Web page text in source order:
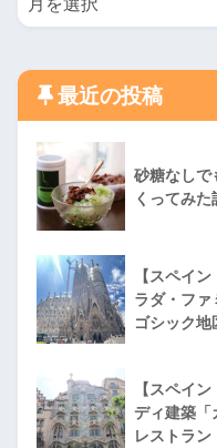
最近の投稿
砂糖なしで
くってみた
【スペイ
ラダ・ファ
ゴシック地
【スペイ
ディ建築「
レストラン